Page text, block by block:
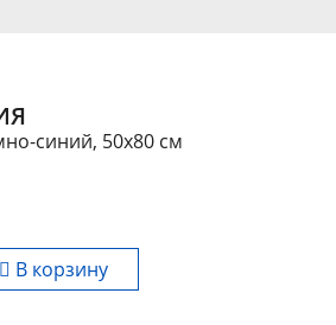
синий, 50х80 см
В корзину